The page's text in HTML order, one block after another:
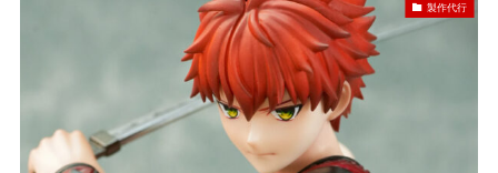
製作代行